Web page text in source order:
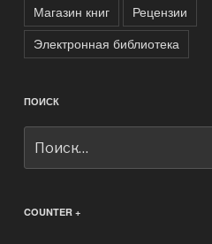
Магазин книг
Рецензии
Электронная библиотека
ПОИСК
COUNTER +